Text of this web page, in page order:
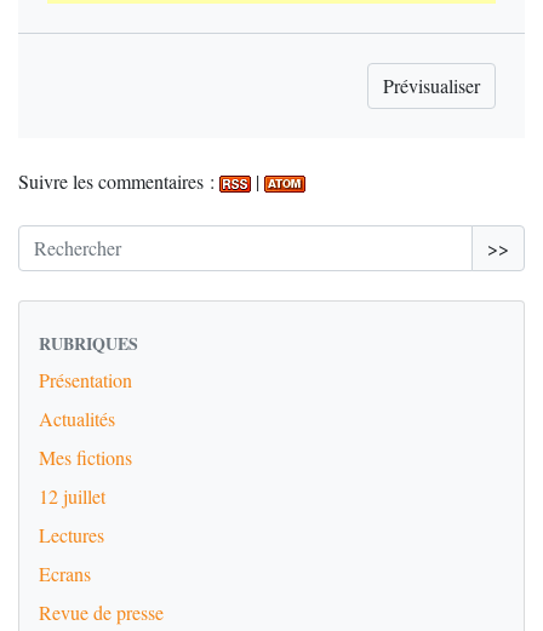
Suivre les commentaires : |
>>
RUBRIQUES
Présentation
Actualités
Mes fictions
12 juillet
Lectures
Ecrans
Revue de presse